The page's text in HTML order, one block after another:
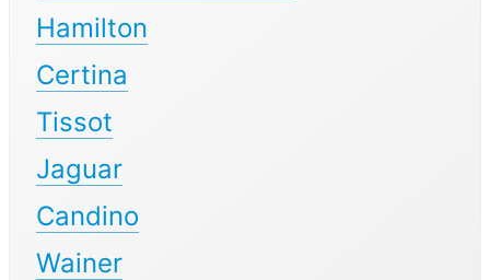
Hamilton
Certina
Tissot
Jaguar
Candino
Wainer